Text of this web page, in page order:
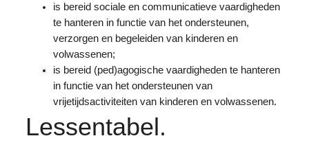
is bereid sociale en communicatieve vaardigheden
te hanteren in functie van het ondersteunen,
verzorgen en begeleiden van kinderen en
volwassenen;
is bereid (ped)agogische vaardigheden te hanteren
in functie van het ondersteunen van
vrijetijdsactiviteiten van kinderen en volwassenen.
Lessentabel.